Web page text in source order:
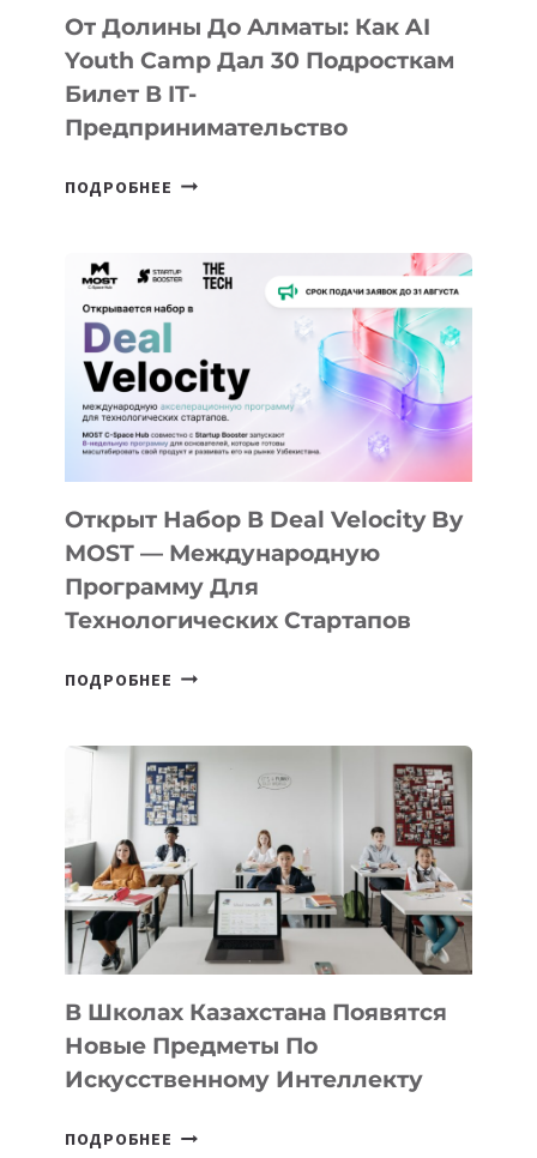
От Долины До Алматы: Как AI
Youth Camp Дал 30 Подросткам
Билет В IT-
Предпринимательство
ПОДРОБНЕЕ ОТ
АЛМАТЫ:
КАК
AI
YOUTH
CAMP
ДАЛ
30
ПОДРОСТКАМ
БИЛЕТ
В
ПРЕДПРИНИМАТЕЛЬСТВО
Открыт Набор В Deal Velocity By
MOST — Международную
Программу Для
Технологических Стартапов
ПОДРОБНЕЕ ОТКРЫТ
DEAL
VELOCITY
BY
MOST
—
МЕЖДУНАРОДНУЮ
ПРОГРАММУ
ДЛЯ
ТЕХНОЛОГИЧЕСКИХ
В Школах Казахстана Появятся
Новые Предметы По
Искусственному Интеллекту
ПОДРОБНЕЕ